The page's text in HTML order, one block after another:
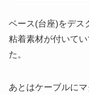
ベース(台座)をデス
粘着素材が付いて
た。
あとはケーブルに